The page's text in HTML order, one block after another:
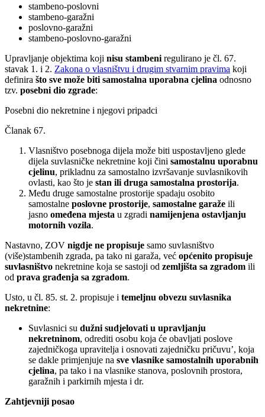
stambeno-poslovni
stambeno-garažni
poslovno-garažni
stambeno-poslovno-garažni
Upravljanje objektima koji nisu stambeni regulirano je čl. 67.
stavak 1. i 2. Zakona o vlasništvu i drugim stvarnim pravima koji
definira što sve može biti samostalna uporabna cjelina odnosno
tzv. posebni dio zgrade:
Posebni dio nekretnine i njegovi pripadci
Članak 67.
Vlasništvo posebnoga dijela može biti uspostavljeno glede
dijela suvlasničke nekretnine koji čini samostalnu uporabnu
cjelinu, prikladnu za samostalno izvršavanje suvlasnikovih
ovlasti, kao što je stan ili druga samostalna prostorija.
Među druge samostalne prostorije spadaju osobito
samostalne poslovne prostorije, samostalne garaže ili
jasno omeđena mjesta u zgradi namijenjena ostavljanju
motornih vozila.
Nastavno, ZOV nigdje ne propisuje samo suvlasništvo
(više)stambenih zgrada, pa tako ni garaža, već općenito propisuje
suvlasništvo nekretnine koja se sastoji od zemljišta sa zgradom ili
od prava građenja sa zgradom.
Usto, u čl. 85. st. 2. propisuje i temeljnu obvezu suvlasnika
nekretnine:
Suvlasnici su dužni sudjelovati u upravljanju
nekretninom, odrediti osobu koja će obavljati poslove
zajedničkoga upravitelja i osnovati zajedničku pričuvu’, koja
se dakle primjenjuje na sve vlasnike samostalnih uporabnih
cjelina, pa tako i na vlasnike stanova, poslovnih prostora,
garažnih i parkirnih mjesta i dr.
Zahtjevniji posao